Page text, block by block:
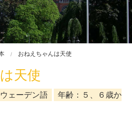
おねえちゃんは天使
天使
ェーデン語
年齢：５、６歳か